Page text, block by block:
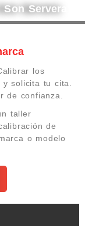
Servera
los
solicita tu cita.
de confianza.
taller
de
o modelo